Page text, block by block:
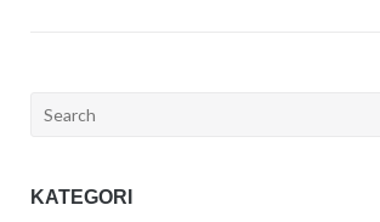
Search
KATEGORI